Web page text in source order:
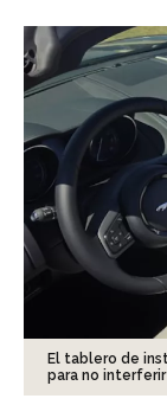
El tablero de
para no